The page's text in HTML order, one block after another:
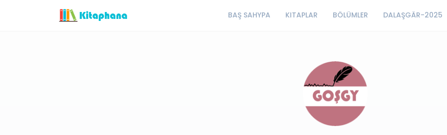
BAŞ SAHYPA KITAPLAR BÖLÜMLER DALAŞGÄR-2025